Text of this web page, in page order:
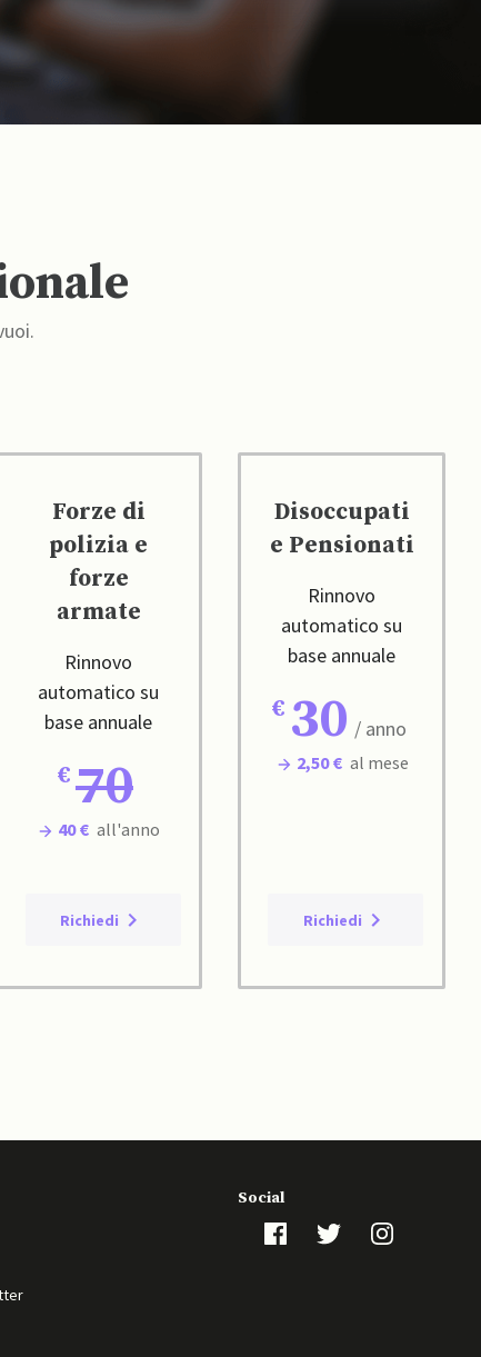
Forze di
polizia e
forze
armate
Rinnovo
automatico su
base annuale
70
40 € all'anno
Richiedi
Disoccupati
e Pensionati
Rinnovo
automatico su
base annuale
30 / anno
2,50 € al mese
Richiedi
Social